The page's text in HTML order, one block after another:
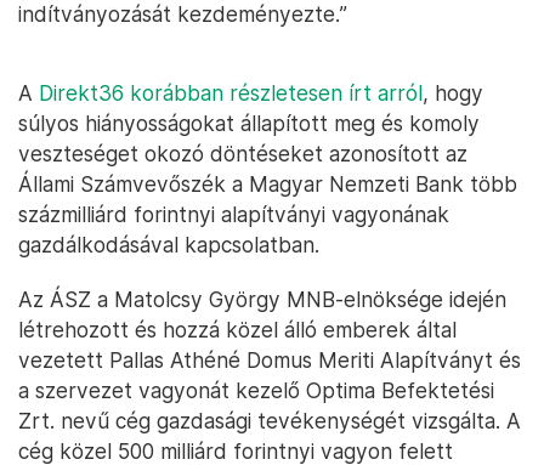
indítványozását kezdeményezte.”
A Direkt36 korábban részletesen írt arról, hogy
súlyos hiányosságokat állapított meg és komoly
veszteséget okozó döntéseket azonosított az
Állami Számvevőszék a Magyar Nemzeti Bank több
százmilliárd forintnyi alapítványi vagyonának
gazdálkodásával kapcsolatban.
Az ÁSZ a Matolcsy György MNB-elnöksége idején
létrehozott és hozzá közel álló emberek által
vezetett Pallas Athéné Domus Meriti Alapítványt és
a szervezet vagyonát kezelő Optima Befektetési
Zrt. nevű cég gazdasági tevékenységét vizsgálta. A
cég közel 500 milliárd forintnyi vagyon felett